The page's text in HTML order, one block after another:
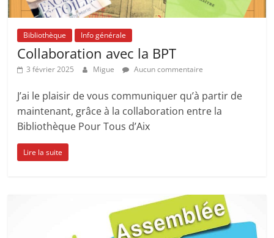
Bibliothèque Info générale
Collaboration avec la BPT
3 février 2025 Migue Aucun commentaire
J’ai le plaisir de vous communiquer qu’à partir de
maintenant, grâce à la collaboration entre la
Bibliothèque Pour Tous d’Aix
Lire la suite